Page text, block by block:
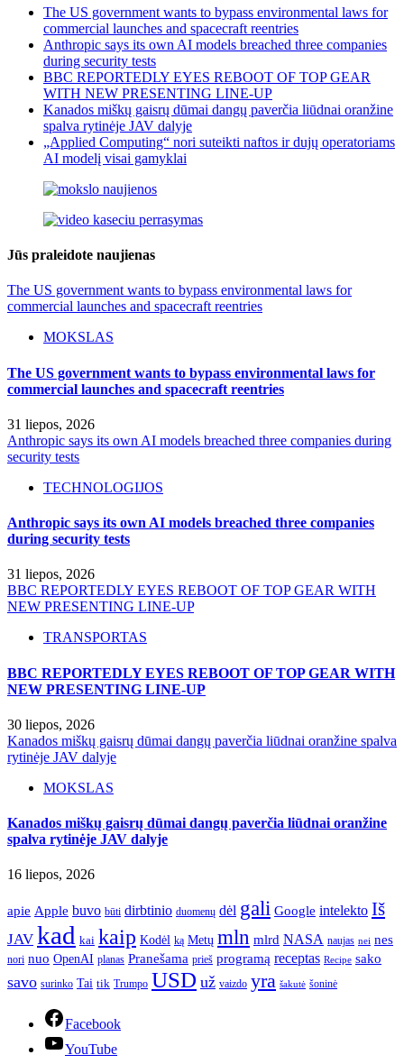
The US government wants to bypass environmental laws for
commercial launches and spacecraft reentries
Anthropic says its own AI models breached three companies
during security tests
BBC REPORTEDLY EYES REBOOT OF TOP GEAR
WITH NEW PRESENTING LINE-UP
Kanados miškų gaisrų dūmai dangų paverčia liūdnai oranžine
spalva rytinėje JAV dalyje
„Applied Computing“ nori suteikti naftos ir dujų operatoriams
AI modelį visai gamyklai
Jūs praleidote naujienas
The US government wants to bypass environmental laws for
commercial launches and spacecraft reentries
MOKSLAS
The US government wants to bypass environmental laws for
commercial launches and spacecraft reentries
31 liepos, 2026
Anthropic says its own AI models breached three companies during
security tests
TECHNOLOGIJOS
Anthropic says its own AI models breached three companies
during security tests
31 liepos, 2026
BBC REPORTEDLY EYES REBOOT OF TOP GEAR WITH
NEW PRESENTING LINE-UP
TRANSPORTAS
BBC REPORTEDLY EYES REBOOT OF TOP GEAR WITH
NEW PRESENTING LINE-UP
30 liepos, 2026
Kanados miškų gaisrų dūmai dangų paverčia liūdnai oranžine spalva
rytinėje JAV dalyje
MOKSLAS
Kanados miškų gaisrų dūmai dangų paverčia liūdnai oranžine
spalva rytinėje JAV dalyje
16 liepos, 2026
apie Apple buvo būti dirbtinio duomenų dėl gali Google intelekto Iš
JAV kad kai kaip Kodėl ką Metų mln mlrd NASA naujas nei nes
nori nuo OpenAI planas Pranešama prieš programą receptas Recipe sako
savo surinko Tai tik Trumpo USD už vaizdo yra šakutė šoninė
Facebook
YouTube